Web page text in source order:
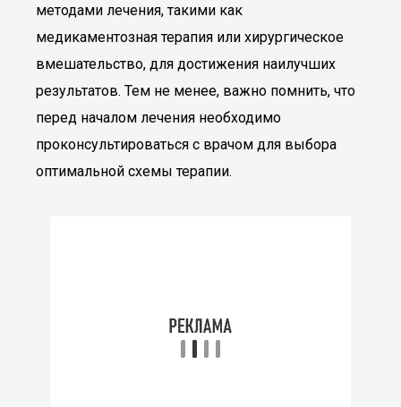
методами лечения, такими как
медикаментозная терапия или хирургическое
вмешательство, для достижения наилучших
результатов. Тем не менее, важно помнить, что
перед началом лечения необходимо
проконсультироваться с врачом для выбора
оптимальной схемы терапии.